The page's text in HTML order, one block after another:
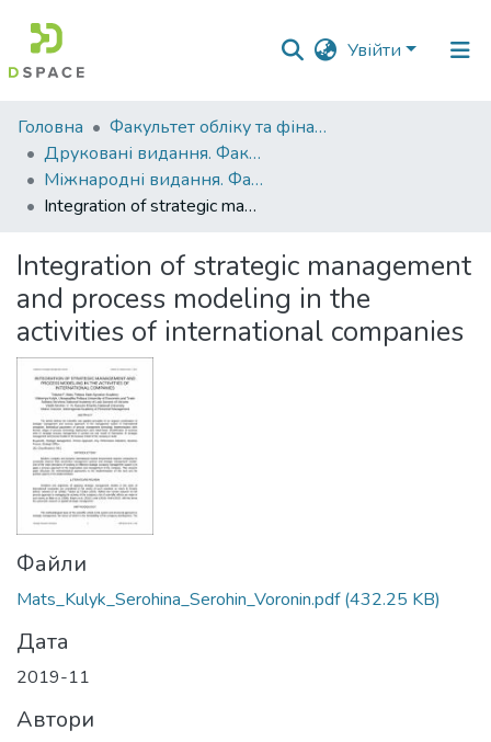
Увійти
Фонди
та
зібрання
Пошук за критеріями
Статистика
Головна
Факультет обліку та фінансів
Друковані видання. Факультет обліку та фінансів
Міжнародні видання. Факультет обліку та фінансів
Integration of strategic management and process modeling in the activities of international companies
Integration of strategic management
and process modeling in the
activities of international companies
Файли
Mats_Kulyk_Serohina_Serohin_Voronin.pdf(432.25 KB)
Дата
2019-11
Автори